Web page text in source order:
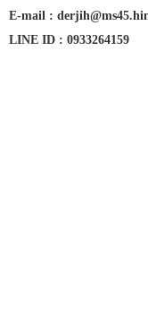
E-mail :
LINE ID : 0933264159